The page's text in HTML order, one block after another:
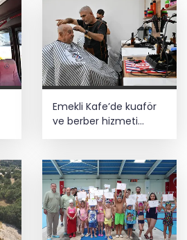
Emekli Kafe’de kuaför
ve berber hizmeti
başladı